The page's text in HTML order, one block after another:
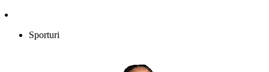
Sporturi